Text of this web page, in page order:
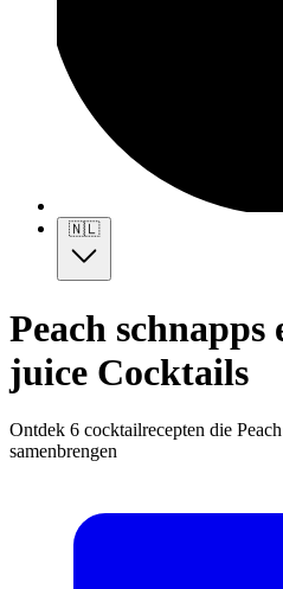
🇳🇱
Peach schnapps
juice Cocktails
Ontdek 6 cocktailrecepten die
samenbrengen